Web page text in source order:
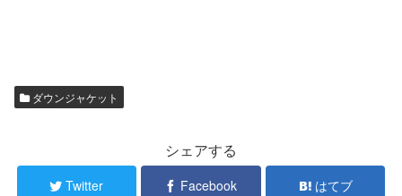
ダウンジャケット
シェアする
Twitter Facebook はてブ